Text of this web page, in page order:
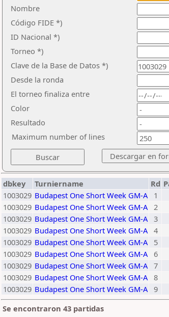
Nombre
Código FIDE *)
ID Nacional *)
Torneo *)
Clave de la Base de Datos *)
Desde la ronda
El torneo finaliza entre
Color
Resultado
Maximum number of lines
dbkey Turniername Rd
1003029 Budapest One Short Week GM-A 1
1003029 Budapest One Short Week GM-A 2
1003029 Budapest One Short Week GM-A 3
1003029 Budapest One Short Week GM-A 4
1003029 Budapest One Short Week GM-A 5
1003029 Budapest One Short Week GM-A 6
1003029 Budapest One Short Week GM-A 7
1003029 Budapest One Short Week GM-A 8
1003029 Budapest One Short Week GM-A 9
Se encontraron 43 partidas